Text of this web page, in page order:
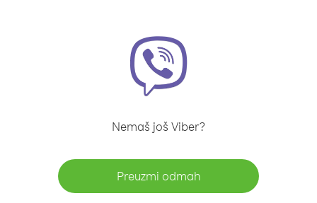
Nemaš još Viber?
Preuzmi odmah